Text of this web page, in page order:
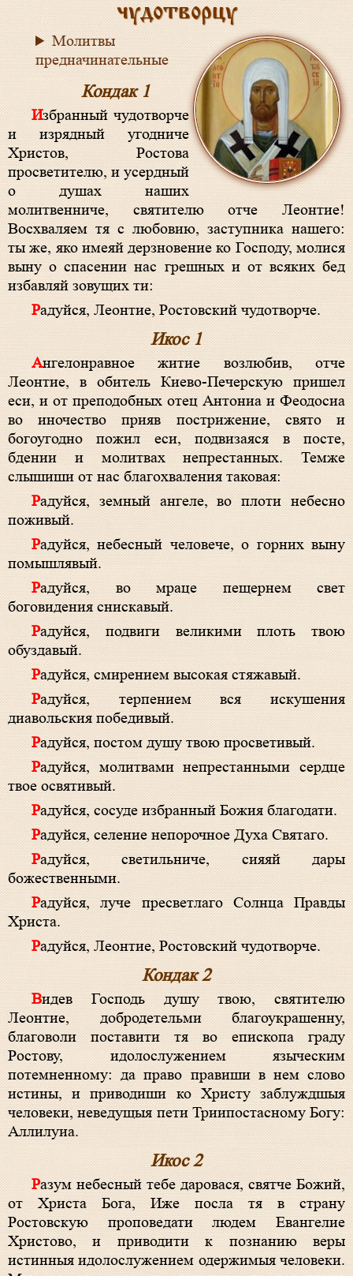
чудотворцу
Молитвы
предначинательные
Кондак 1
Избранный чудотворче
и изрядный угодниче
Христов, Ростова
просветителю, и усердный
о душах наших
молитвенниче, святителю отче Леонтие!
Восхваляем тя с любовию, заступника нашего:
ты же, яко имеяй дерзновение ко Господу, молися
выну о спасении нас грешных и от всяких бед
избавляй зовущих ти:
Радуйся, Леонтие, Ростовский чудотворче.
Икос 1
Ангелонравное житие возлюбив, отче
Леонтие, в обитель Киево-Печерскую пришел
еси, и от преподобных отец Антониа и Феодосиа
во иночество прияв пострижение, свято и
богоугодно пожил еси, подвизаяся в посте,
бдении и молитвах непрестанных. Темже
слышиши от нас благохваления таковая:
Радуйся, земный ангеле, во плоти небесно
поживый.
Радуйся, небесный человече, о горних выну
помышлявый.
Радуйся, во мраце пещернем свет
боговидения снискавый.
Радуйся, подвиги великими плоть твою
обуздавый.
Радуйся, смирением высокая стяжавый.
Радуйся, терпением вся искушения
диавольския победивый.
Радуйся, постом душу твою просветивый.
Радуйся, молитвами непрестанными сердце
твое освятивый.
Радуйся, сосуде избранный Божия благодати.
Радуйся, селение непорочное Духа Святаго.
Радуйся, светильниче, сияяй дары
божественными.
Радуйся, луче пресветлаго Солнца Правды
Христа.
Радуйся, Леонтие, Ростовский чудотворче.
Кондак 2
Видев Господь душу твою, святителю
Леонтие, добродетельми благоукрашенну,
благоволи поставити тя во епископа граду
Ростову, идолослужением языческим
потемненному: да право правиши в нем слово
истины, и приводиши ко Христу заблуждшыя
человеки, неведущыя пети Триипостасному Богу:
Аллилуиа.
Икос 2
Разум небесный тебе даровася, святче Божий,
от Христа Бога, Иже посла тя в страну
Ростовскую проповедати людем Евангелие
Христово, и приводити к познанию веры
истинныя идолослужением одержимыя человеки.